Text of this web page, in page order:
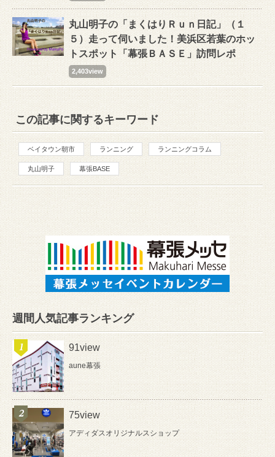
丸山明子の「まくはりＲｕｎ日記」（１
５）走って伺いました！美浜区若葉のホッ
トスポット「幕張ＢＡＳＥ」訪問レポ
2,403view
この記事に関するキーワード
ベイタウン朝市 ランニング ランニングコラム
丸山明子 幕張BASE
週間人気記事ランキング
91view
aune幕張
75view
アディダスオリジナルスショップ